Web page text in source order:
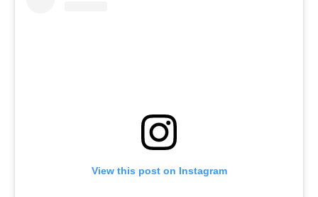
View this post on Instagram